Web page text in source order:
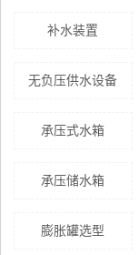
补水装置
无负压供水设备
承压式水箱
承压储水箱
膨胀罐选型